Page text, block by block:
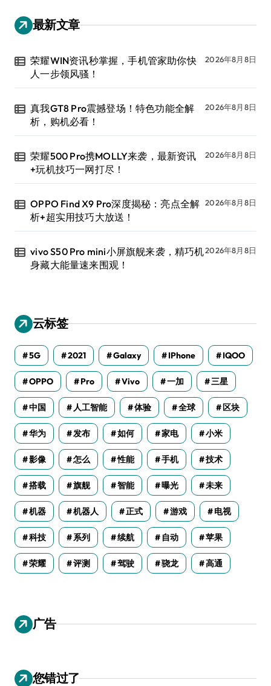
最新文章
荣耀WIN资讯秒掌握，手机管家助你快
人一步领风骚！
2026年8月8日
真我GT8 Pro震撼登场！特色功能全解
析，购机必看！
2026年8月8日
荣耀500 Pro携MOLLY来袭，最新资讯
+玩机技巧一网打尽！
2026年8月8日
OPPO Find X9 Pro深度揭秘：亮点全解
析+超实用技巧大放送！
2026年8月8日
vivo S50 Pro mini小屏旗舰来袭，精巧机
身藏大能量速来围观！
2026年8月8日
云标签
5G 2021 Galaxy IPhone IQOO
OPPO Pro Vivo 一加 三星
中国 人工智能 体验 全球 区块
华为 发布 如何 家电 小米
影像 怎么 性能 手机 技术
搭载 旗舰 智能 曝光 未来
机器 机器人 正式 游戏 电视
科技 系列 续航 自动 苹果
荣耀 评测 驾驶 骁龙 高通
广告
您错过了